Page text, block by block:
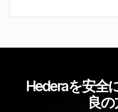
Hederaを安全
良